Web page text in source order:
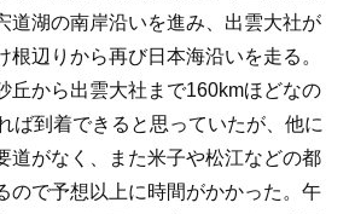
道湖の南岸沿いを進み、出雲大社が
根辺りから再び日本海沿いを走る。
丘から出雲大社まで160kmほどなの
ば到着できると思っていたが、他に
道がなく、また米子や松江などの都
ので予想以上に時間がかかった。午